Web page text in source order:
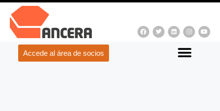
Accede al área de socios